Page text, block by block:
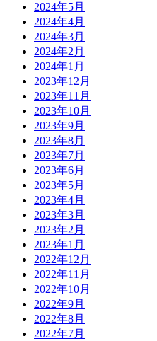
2024年5月
2024年4月
2024年3月
2024年2月
2024年1月
2023年12月
2023年11月
2023年10月
2023年9月
2023年8月
2023年7月
2023年6月
2023年5月
2023年4月
2023年3月
2023年2月
2023年1月
2022年12月
2022年11月
2022年10月
2022年9月
2022年8月
2022年7月